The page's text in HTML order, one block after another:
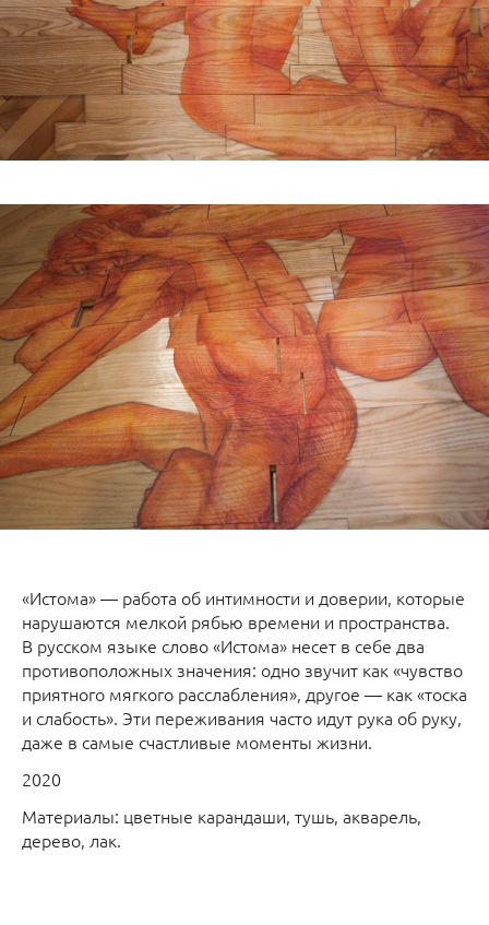
«Истома» — работа об интимности и доверии, которые
нарушаются мелкой рябью времени и пространства.
В русском языке слово «Истома» несет в себе два
противоположных значения: одно звучит как «чувство
приятного мягкого расслабления», другое — как «тоска
и слабость». Эти переживания часто идут рука об руку,
даже в самые счастливые моменты жизни.
2020
Материалы: цветные карандаши, тушь, акварель,
дерево, лак.